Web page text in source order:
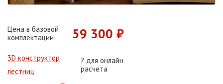
Цена в базовой
комплектации
59 300 ₽
3D конструктор
лестниц
? для онлайн
расчета